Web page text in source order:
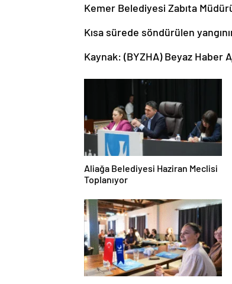
Kemer Belediyesi Zabıta
Kısa sürede söndürülen
Kaynak: (BYZHA) Beyaz Haber
Aliağa Belediyesi Haziran Meclisi
Toplanıyor